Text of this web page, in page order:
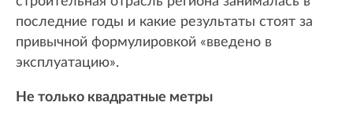
последние годы и какие результаты стоят за
привычной формулировкой «введено в
эксплуатацию».
Не только квадратные метры